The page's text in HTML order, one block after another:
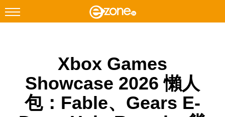
Instagram
科技焦點
網絡生活
Xbox Games
Showcase 2026 懶人
包：Fable、Gears E-